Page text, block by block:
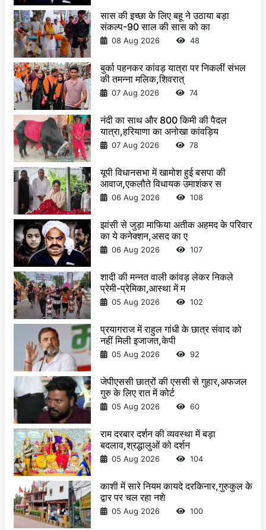
सास की इच्छा के लिए बहू ने उठाया बड़ा
संकल्प-90 साल की सास को का
08 Aug 2026 48
बुर्का पहनकर कांवड़ यात्रा पर निकलीं संभल
की तमन्ना मलिक,शिवरात्
07 Aug 2026 74
नंदी का साथ और 800 किमी की पैदल
यात्रा,हरियाणा का अनोखा कांवड़िय
07 Aug 2026 78
यूपी विधानसभा में खामोश हुई बसपा की
आवाज,एकलौते विधायक उमाशंकर स
06 Aug 2026 108
झांसी से जुड़ा माफिया अतीक अहमद के परिवार
का ये कनेक्शन,असद का ए
06 Aug 2026 107
शादी की मन्नत वाली कांवड़ लेकर निकले
प्रेमी-प्रेमिका,आस्था में म
05 Aug 2026 102
प्रयागराज में राहुल गांधी के छात्र संवाद को
नहीं मिली इजाजत,केपी
05 Aug 2026 92
जेपीएससी छात्रों की एससी से गुहार,अफजल
गुरु के लिए रात में कोर्ट
05 Aug 2026 60
राम दरबार दर्शन की व्यवस्था में बड़ा
बदलाव,श्रद्धालुओं को दर्शन
05 Aug 2026 104
काशी में सारे नियम कायदे दरकिनार,गुरुकुल के
द्वार पर चल रहा नशे
05 Aug 2026 100